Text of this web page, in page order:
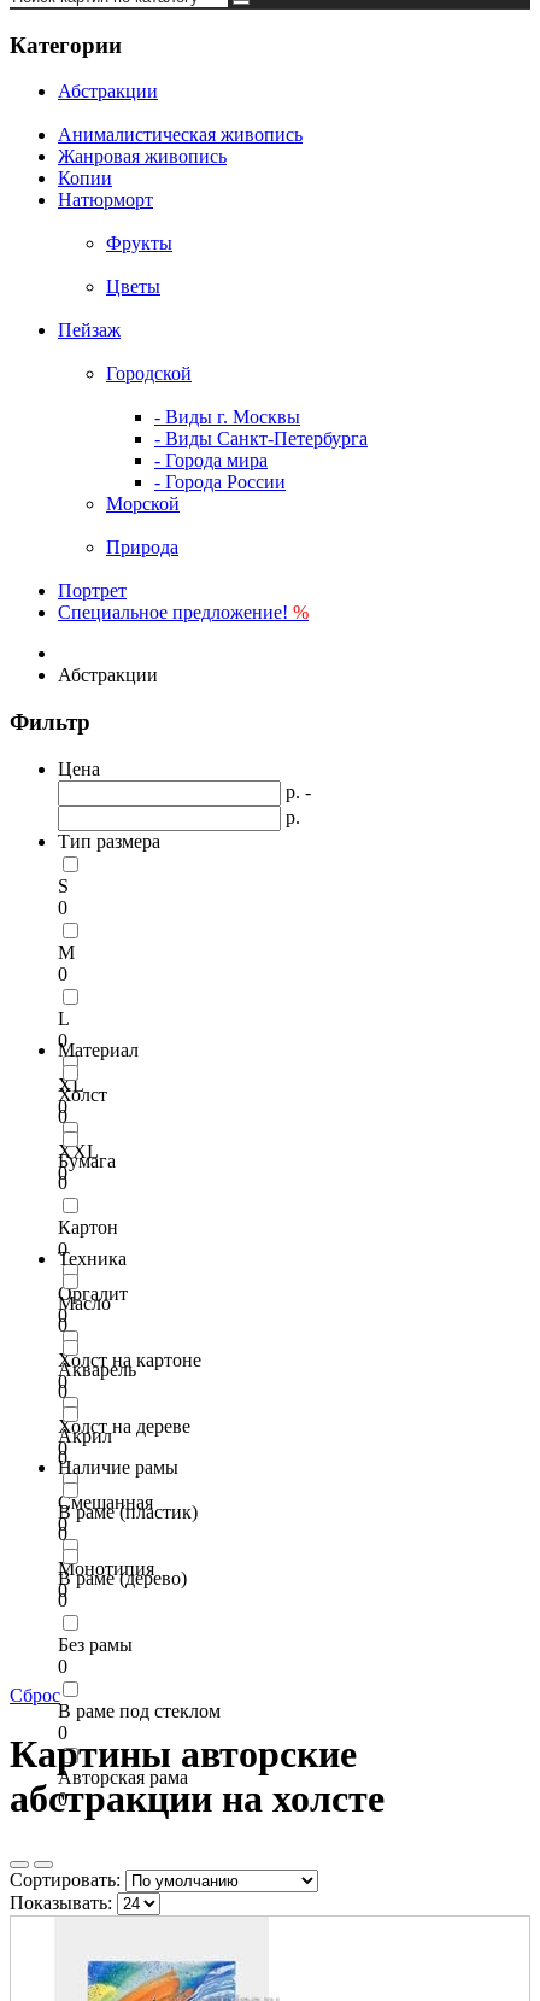
Категории
Абстракции
Анималистическая живопись
Жанровая живопись
Копии
Натюрморт
Фрукты
Цветы
Пейзаж
Городской
- Виды г. Москвы
- Виды Санкт-Петербурга
- Города мира
- Города России
Морской
Природа
Портрет
Специальное предложение! %
Абстракции
Фильтр
Цена
р. -
р.
Тип размера
S
0
M
0
L
0
XL
0
XXL
0
Материал
Холст
0
Бумага
0
Картон
0
Оргалит
0
Холст на картоне
0
Холст на дереве
0
Техника
Масло
0
Акварель
0
Акрил
0
Смешанная
0
Монотипия
0
Наличие рамы
В раме (пластик)
0
В раме (дерево)
0
Без рамы
0
В раме под стеклом
0
Авторская рама
0
Сброс
Картины авторские
абстракции на холсте
Сортировать:
Показывать: